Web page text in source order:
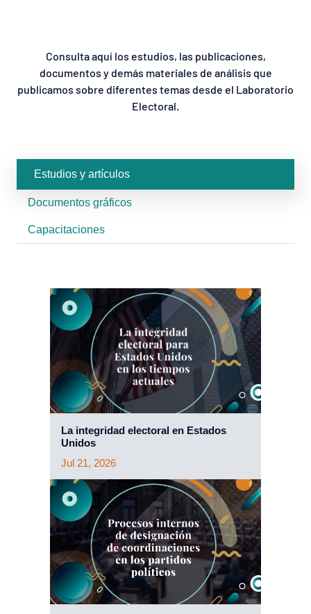
Consulta aquí los estudios, las publicaciones,
documentos y demás materiales de análisis que
publicamos sobre diferentes temas desde el Laboratorio
Electoral.
Estudios y artículos
Documentos gráficos
Capacitaciones
La integridad electoral en Estados
Unidos
Jul 21, 2026